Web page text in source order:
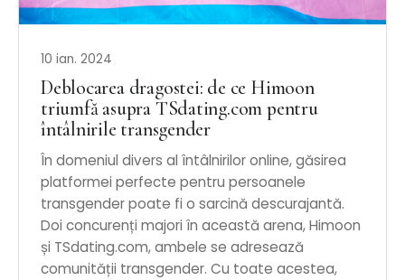
10 ian. 2024
Deblocarea dragostei: de ce Himoon
triumfă asupra TSdating.com pentru
întâlnirile transgender
În domeniul divers al întâlnirilor online, găsirea
platformei perfecte pentru persoanele
transgender poate fi o sarcină descurajantă.
Doi concurenți majori în această arena, Himoon
și TSdating.com, ambele se adresează
comunității transgender. Cu toate acestea,